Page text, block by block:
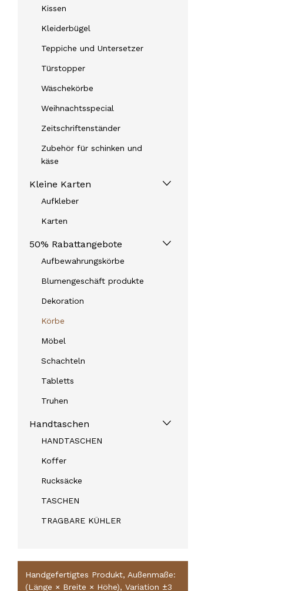
Kissen
Kleiderbügel
Teppiche und Untersetzer
Türstopper
Wäschekörbe
Weihnachtsspecial
Zeitschriftenständer
Zubehör für schinken und
käse
Kleine Karten
Aufkleber
Karten
50% Rabattangebote
Aufbewahrungskörbe
Blumengeschäft produkte
Dekoration
Körbe
Möbel
Schachteln
Tabletts
Truhen
Handtaschen
HANDTASCHEN
Koffer
Rucksäcke
TASCHEN
TRAGBARE KÜHLER
Handgefertigtes Produkt, Außenmaße:
(Länge × Breite × Höhe), Variation ±3